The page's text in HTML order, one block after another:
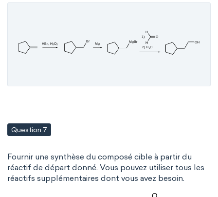
Question 7
Fournir une synthèse du composé cible à partir du
réactif de départ donné. Vous pouvez utiliser tous les
réactifs supplémentaires dont vous avez besoin.